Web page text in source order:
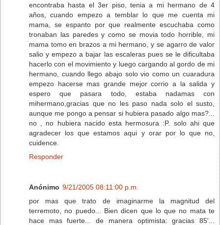
encontraba hasta el 3er piso, tenia a mi hermano de 4
años, cuando empezo a temblar lo que me cuenta mi
mama, se espanto por que realmente escuchaba como
tronaban las paredes y como se movia todo horrible, mi
mama tomo en brazos a mi hermano, y se agarro de valor
salio y empezo a bajar las escaleras pues se le dificultaba
hacerlo con el movimiento y luego cargando al gordo de mi
hermano, cuando llego abajo solo vio como un cuaradura
empezo hacerse mas grande mejor corrio a la salida y
espero que pasara todo, estaba nadamas con
mihermano,gracias que no les paso nada solo el susto,
aunque me pongo a pensar si hubiera pasado algo mas?...
no , no hubiera nacido esta hermosura :P. solo ahi que
agradecer los que estamos aqui y orar por lo que no,
cuidence.
Responder
Anónimo 9/21/2005 08:11:00 p.m.
por mas que trato de imaginarme la magnitud del
terremoto, no puedo... Bien dicen que lo que no mata te
hace mas fuerte... de manera optimista: gracias 85'...